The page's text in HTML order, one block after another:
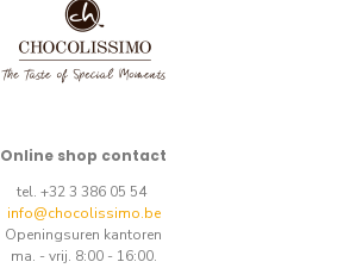
Online shop contact
tel. +32 3 386 05 54
info@chocolissimo.be
Openingsuren kantoren
ma. - vrij. 8:00 - 16:00.